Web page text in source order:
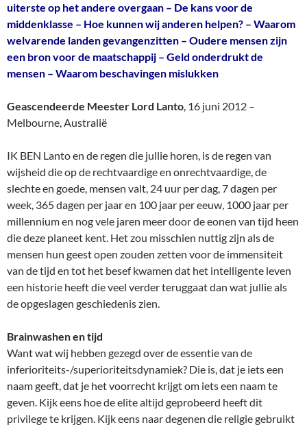
uiterste op het andere overgaan – De kans voor de
middenklasse – Hoe kunnen wij anderen helpen? – Waarom
welvarende landen gevangenzitten – Oudere mensen zijn
een bron voor de maatschappij – Geld onderdrukt de
mensen – Waarom beschavingen mislukken
Geascendeerde Meester Lord Lanto, 16 juni 2012 –
Melbourne, Australië
IK BEN Lanto en de regen die jullie horen, is de regen van
wijsheid die op de rechtvaardige en onrechtvaardige, de
slechte en goede, mensen valt, 24 uur per dag, 7 dagen per
week, 365 dagen per jaar en 100 jaar per eeuw, 1000 jaar per
millennium en nog vele jaren meer door de eonen van tijd heen
die deze planeet kent. Het zou misschien nuttig zijn als de
mensen hun geest open zouden zetten voor de immensiteit
van de tijd en tot het besef kwamen dat het intelligente leven
een historie heeft die veel verder teruggaat dan wat jullie als
de opgeslagen geschiedenis zien.
Brainwashen en tijd
Want wat wij hebben gezegd over de essentie van de
inferioriteits-/superioriteitsdynamiek? Die is, dat je iets een
naam geeft, dat je het voorrecht krijgt om iets een naam te
geven. Kijk eens hoe de elite altijd geprobeerd heeft dit
privilege te krijgen. Kijk eens naar degenen die religie gebruikt